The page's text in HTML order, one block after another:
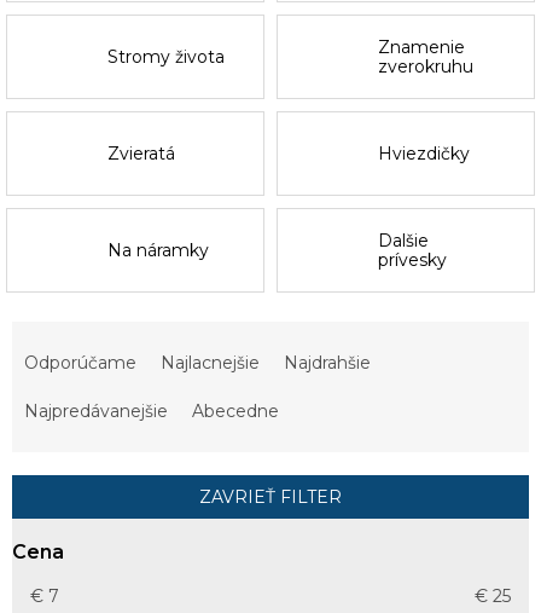
Stromy života
Znamenie
zverokruhu
Zvieratá Hviezdičky
Na náramky
Dalšie
prívesky
p
r
Odporúčame Najlacnejšie Najdrahšie
Najpredávanejšie Abecedne
ZAVRIEŤ FILTER
Cena
€ 7 € 25